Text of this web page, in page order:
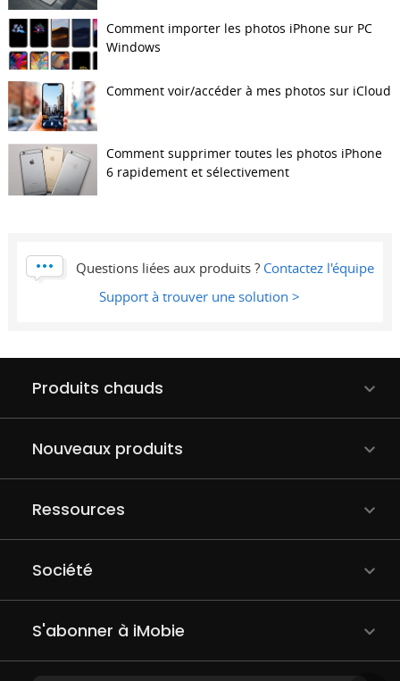
Comment importer les photos iPhone sur PC
Windows
Comment voir/accéder à mes photos sur iCloud
Comment supprimer toutes les photos iPhone
6 rapidement et sélectivement
Questions liées aux produits ? Contactez l'équipe
Support à trouver une solution >
Produits chauds
Nouveaux produits
Ressources
Société
S'abonner à iMobie